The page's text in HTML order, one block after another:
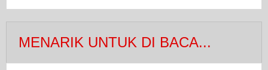
MENARIK UNTUK DI BACA...